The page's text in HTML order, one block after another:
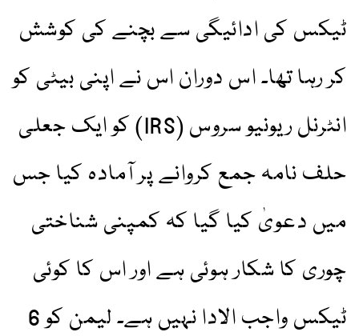
ٹیکس کی ادائیگی سے بچنے کی کوشش
کر رہا تھا۔ اس دوران اس نے اپنی بیٹی کو
انٹرنل ریونیو سروس (IRS) کو ایک جعلی
حلف نامہ جمع کروانے پر آمادہ کیا جس
میں دعویٰ کیا گیا کہ کمپنی شناختی
چوری کا شکار ہوئی ہے اور اس کا کوئی
ٹیکس واجب الادا نہیں ہے۔ لیمن کو 6